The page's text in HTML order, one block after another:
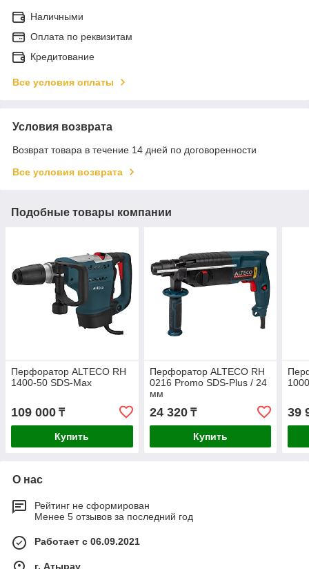
Наличными
Оплата по реквизитам
Кредитование
Все условия оплаты
Условия возврата
Возврат товара в течение 14 дней по договоренности
Все условия возврата
Подобные товары компании
Перфоратор ALTECO RH
1400-50 SDS-Max
109 000 ₸
Купить
Перфоратор ALTECO RH
0216 Promo SDS-Plus / 24
мм
24 320₸
Купить
39
О нас
Рейтинг не сформирован
Менее 5 отзывов за последний год
Работает с 06.09.2021
г. Атырау